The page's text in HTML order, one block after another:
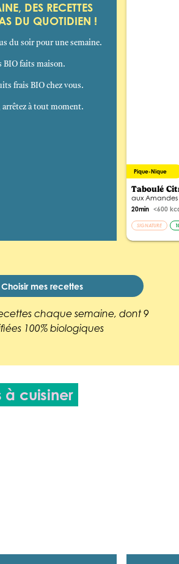
DES RECETTES
DU QUOTIDIEN !
du soir pour une semaine.
BIO faits maison.
frais BIO chez vous.
arrêtez à tout moment.
Taboulé
aux Amandes
Pique-Nique
20min <600
SIGNATURE
Choisir mes recettes
chaque semaine, dont 9
100% biologiques
à cuisiner